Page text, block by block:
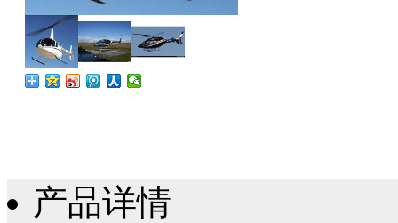
产品详情